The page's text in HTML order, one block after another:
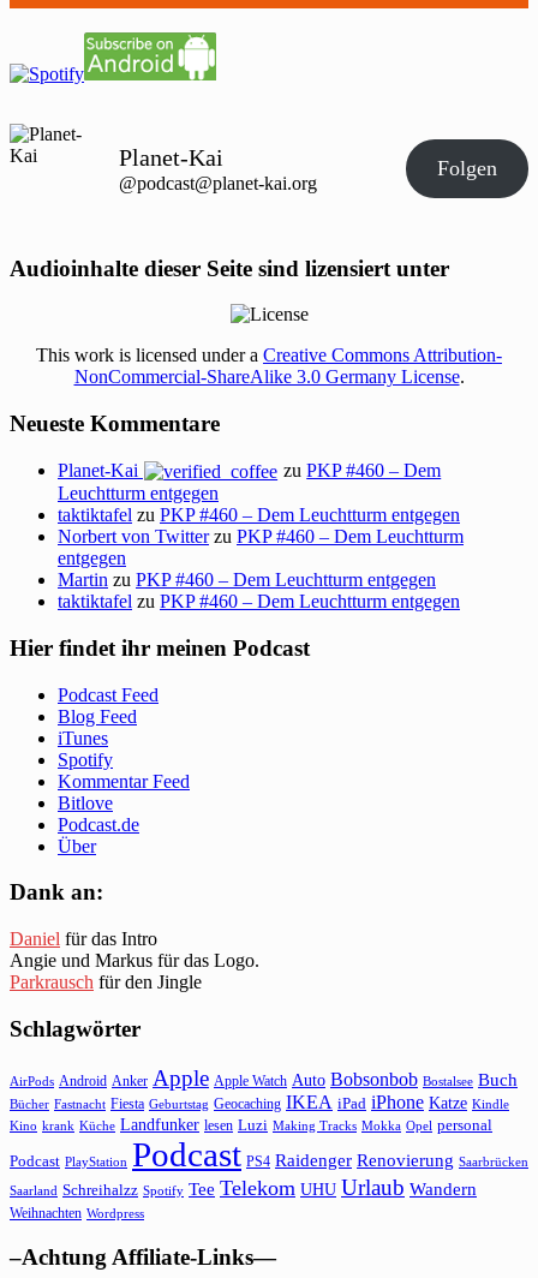
Planet-Kai
@podcast@planet-kai.org
Folgen
Audioinhalte dieser Seite sind lizensiert unter
This work is licensed under a Creative Commons Attribution-
NonCommercial-ShareAlike 3.0 Germany License.
Neueste Kommentare
Planet-Kai zuPKP #460 – Dem
Leuchtturm entgegen
taktiktafel zu PKP #460 – Dem Leuchtturm entgegen
Norbert von Twitterzu PKP #460 – Dem Leuchtturm
entgegen
Martin zu PKP #460 – Dem Leuchtturm entgegen
taktiktafel zu PKP #460 – Dem Leuchtturm entgegen
Hier findet ihr meinen Podcast
Podcast Feed
Blog Feed
iTunes
Spotify
Kommentar Feed
Bitlove
Podcast.de
Über
Dank an:
Daniel für das Intro
Angie und Markus für das Logo.
Parkrausch für den Jingle
Schlagwörter
AirPods Android Anker Apple Apple Watch Auto Bobsonbob Bostalsee Buch
Bücher Fastnacht Fiesta Geburtstag Geocaching IKEA iPad iPhone Katze Kindle
Kino krank Küche Landfunker lesen Luzi Making Tracks Mokka Opel personal
Podcast PlayStation Podcast PS4 Raidenger Renovierung Saarbrücken
Saarland Schreihalzz Spotify Tee Telekom UHU Urlaub Wandern
Weihnachten Wordpress
–Achtung Affiliate-Links—